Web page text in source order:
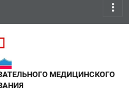
more_vert
МЕДИЦИНСКОГО